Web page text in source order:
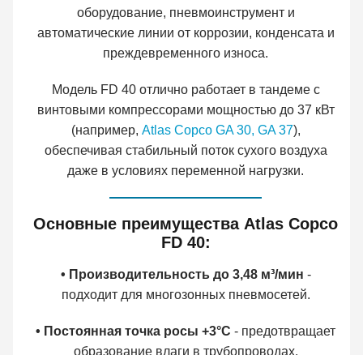
оборудование, пневмоинструмент и
автоматические линии от коррозии, конденсата и
преждевременного износа.
Модель FD 40 отлично работает в тандеме с
винтовыми компрессорами мощностью до 37 кВт
(например, Atlas Copco GA 30, GA 37),
обеспечивая стабильный поток сухого воздуха
даже в условиях переменной нагрузки.
Основные преимущества Atlas Copco
FD 40:
• Производительность до 3,48 м³/мин -
подходит для многозонных пневмосетей.
• Постоянная точка росы +3°C - предотвращает
образование влаги в трубопроводах.